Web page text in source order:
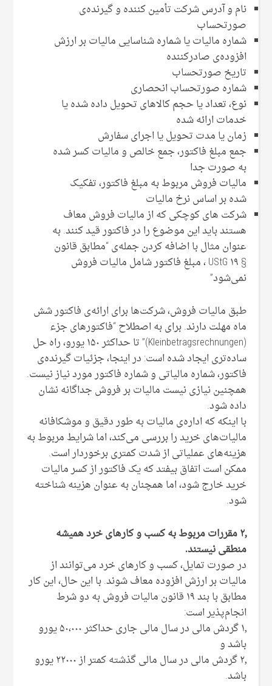
نام و آدرس شرکت تأمین کننده و گیرنده‌ی
صورتحساب
شماره مالیات یا شماره شناسایی مالیات بر ارزش
افزوده‌ی صادرکننده
تاریخ صورتحساب
شماره صورتحساب انحصاری
نوع، تعداد یا حجم کالاهای تحویل داده شده یا
خدمات ارائه شده
زمان یا مدت تحویل یا اجرای سفارش
جمع مبلغ فاکتور، جمع خالص و مالیات کسر شده
به صورت جدا
مالیات فروش مربوط به مبلغ فاکتور، تفکیک
شده بر اساس نرخ مالیات
شرکت های کوچکی که از مالیات فروش معاف
هستند باید این موضوع را در فاکتور قید کنند. به
عنوان مثال با اضافه کردن جمله‌ی “مطابق قانون
§ ۱۹ UStG ، مبلغ فاکتور شامل مالیات فروش
نمی‌شود”
طبق مالیات فروش، شرکت‌ها برای ارائه‌ی فاکتور شش
ماه مهلت دارند. برای به اصطلاح “فاکتورهای جزء
(Kleinbetragsrechnungen)” تا حداکثر ۱۵۰ یورو، راه حل
ساده‌تری ایجاد شده است: در اینجا، جزئیات گیرنده‌ی
فاکتور، شماره مالیاتی و شماره فاکتور مورد نیاز نیست.
همچنین نیازی نیست مالیات بر فروش جداگانه نشان
داده شود.
با اینکه که اداره‌ی مالیات به طور دقیق و موشکافانه
مالیات‌های خرید را بررسی می‌کند، اما شرایط مربوط به
هزینه‌های عملیاتی از شدت کمتری برخوردار است.
ممکن است اتفاق بیفتد که یک فاکتور از کسر مالیات
خرید خارج شود، اما همچنان به عنوان هزینه شناخته
شود.
۲٫ مقررات مربوط به کسب و کارهای خرد همیشه
منطقی نیستند.
در صورت تمایل، کسب و کارهای خرد می‌توانند از
مالیات بر ارزش افزوده معاف شوند. با این حال، این کار
مطابق با بند ۱۹ قانون مالیات فروش به دو شرط
انجام‌پذیر است:
۱٫ گردش مالی در سال مالی جاری حداکثر ۵۰،۰۰۰ یورو
باشد و
۲٫ گردش مالی در سال مالی گذشته کمتر از ۲۲۰۰۰ یورو
باشد.